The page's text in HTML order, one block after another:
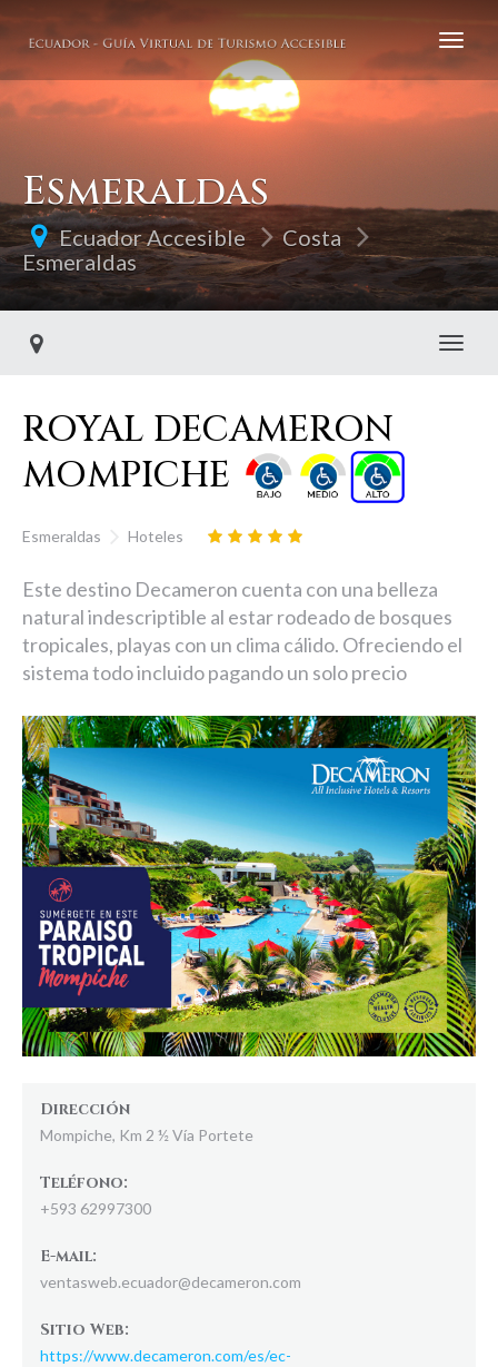
Esmeraldas
Ecuador Accesible
Costa
Esmeraldas
ROYAL DECAMERON
MOMPICHE
Esmeraldas Hoteles
Este destino Decameron cuenta con una belleza
natural indescriptible al estar rodeado de bosques
tropicales, playas con un clima cálido. Ofreciendo el
sistema todo incluido pagando un solo precio
Dirección
Mompiche, Km 2 ½ Vía Portete
Teléfono:
+593 62997300
E-mail:
ventasweb.ecuador@decameron.com
Sitio Web:
https://www.decameron.com/es/ec-